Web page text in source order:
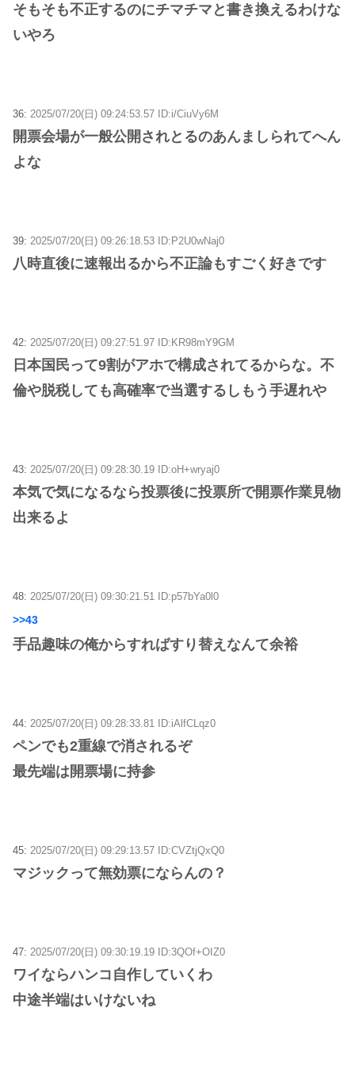
そもそも不正するのにチマチマと書き換えるわけな
いやろ
36: 2025/07/20(日) 09:24:53.57 ID:i/CiuVy6M
開票会場が一般公開されとるのあんましられてへん
よな
39: 2025/07/20(日) 09:26:18.53 ID:P2U0wNaj0
八時直後に速報出るから不正論もすごく好きです
42: 2025/07/20(日) 09:27:51.97 ID:KR98mY9GM
日本国民って9割がアホで構成されてるからな。不
倫や脱税しても高確率で当選するしもう手遅れや
43: 2025/07/20(日) 09:28:30.19 ID:oH+wryaj0
本気で気になるなら投票後に投票所で開票作業見物
出来るよ
48: 2025/07/20(日) 09:30:21.51 ID:p57bYa0l0
>>43
手品趣味の俺からすればすり替えなんて余裕
44: 2025/07/20(日) 09:28:33.81 ID:iAlfCLqz0
ペンでも2重線で消されるぞ
最先端は開票場に持参
45: 2025/07/20(日) 09:29:13.57 ID:CVZtjQxQ0
マジックって無効票にならんの？
47: 2025/07/20(日) 09:30:19.19 ID:3QOf+OIZ0
ワイならハンコ自作していくわ
中途半端はいけないね